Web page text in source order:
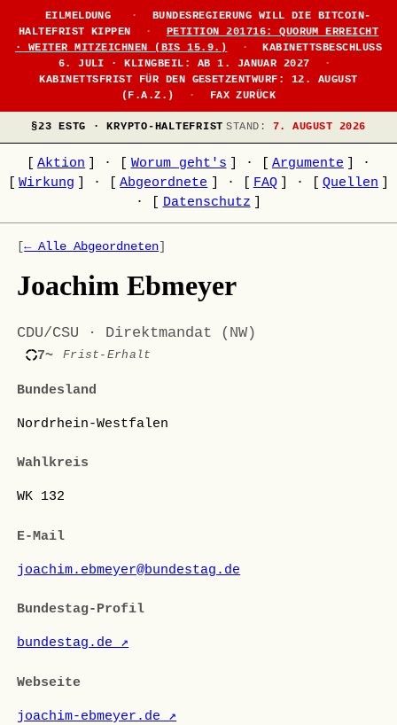
EILMELDUNG ·
BUNDESREGIERUNG WILL DIE BITCOIN-
HALTEFRIST KIPPEN
·
PETITION 201716: QUORUM ERREICHT
· WEITER MITZEICHNEN (BIS 15.9.)
·
KABINETTSBESCHLUSS
6. JULI · KLINGBEIL: AB 1. JANUAR 2027
·
KABINETTSFRIST FÜR DEN GESETZENTWURF: 12. AUGUST
(F.A.Z.)
· FAX ZURÜCK
§23 ESTG · KRYPTO-HALTEFRIST STAND: 7. AUGUST 2026
Aktion · Worum geht's · Argumente
·
Wirkung · Abgeordnete · FAQ · Quellen
·
Datenschutz
[← Alle Abgeordneten]
Joachim Ebmeyer
CDU/CSU · Direktmandat (NW)
7~ Frist-Erhalt
Bundesland
Nordrhein-Westfalen
Wahlkreis
WK 132
E-Mail
joachim.ebmeyer@bundestag.de
Bundestag-Profil
bundestag.de ↗
Webseite
joachim-ebmeyer.de ↗